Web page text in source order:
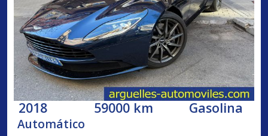
2018 59000 km Gasolina
Automático